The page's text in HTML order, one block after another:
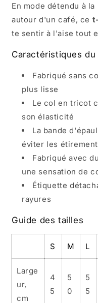
En mode détendu à
autour d'un café, ce
te sentir à l'aise tout
Caractéristiques
Fabriqué sans
plus lisse
Le col en tricot
son élasticité
La bande
éviter les
Fabriqué avec
une sensation de
Étiquette
rayures
Guide des tailles
S M L
Large
ur,
cm
4
5
5
0
5
5